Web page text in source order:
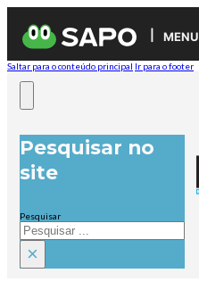
MENU
Saltar para o conteúdo principal Ir para o footer
Pesquisar no
site
Pesquisar
×